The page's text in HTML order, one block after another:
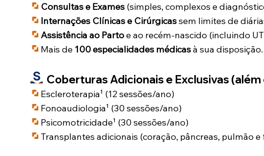
Consultas e Exames(simples, complexos e
Internações Clínicas e Cirúrgicassem limites de
Assistência ao Partoe ao recém-nascido (incluindo
Mais de 100 especialidades médicasà sua disposição.
Coberturas Adicionais e Exclusivas (além
Escleroterapia¹ (12 sessões/ano)
Fonoaudiologia¹ (30 sessões/ano)
Psicomotricidade¹ (30 sessões/ano)
Transplantes adicionais (coração, pâncreas, pulmão